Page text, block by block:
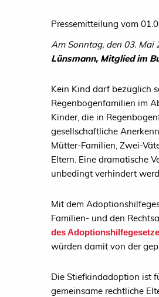
Pressemitteilung vom
Am Sonntag, den 03.
Lünsmann, Mitglied im
Kein Kind darf bezüglich
Regenbogenfamilien im
Kinder, die in
gesellschaftliche
Mütter-Familien, Zwei-
Eltern. Eine dramatische
unbedingt verhindert
Mit dem
Familien- und den
des
würden damit von der
Die Stiefkindadoption ist
gemeinsame rechtliche